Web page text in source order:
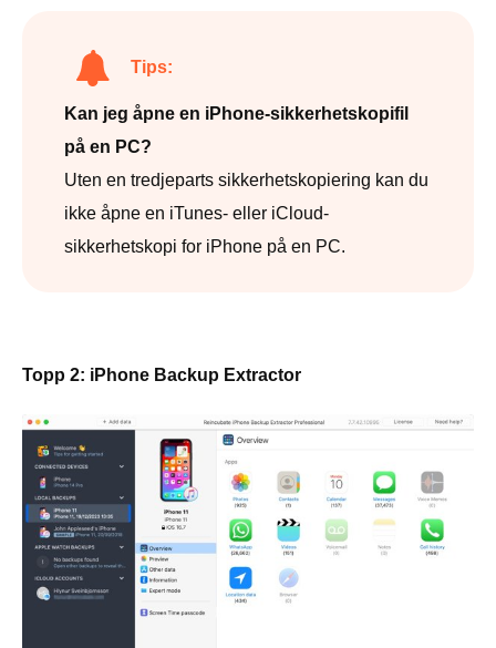
Tips:
Kan jeg åpne en iPhone-sikkerhetskopifil
på en PC?
Uten en tredjeparts sikkerhetskopiering kan du
ikke åpne en iTunes- eller iCloud-
sikkerhetskopi for iPhone på en PC.
Topp 2: iPhone Backup Extractor